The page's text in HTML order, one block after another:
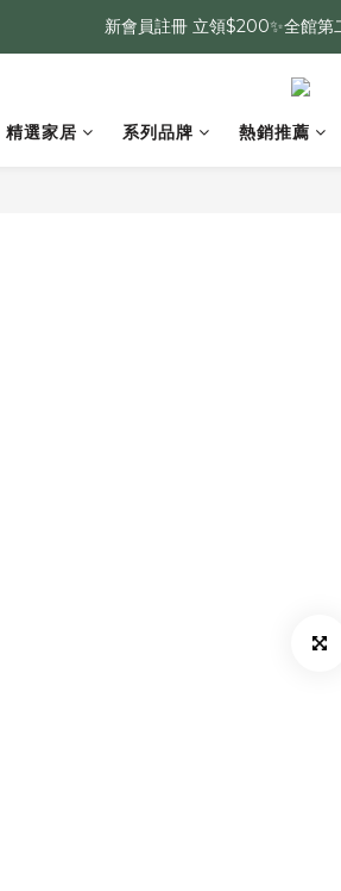
新會員註冊 立領$200✨全館
精選家居 系列品牌 熱銷推薦